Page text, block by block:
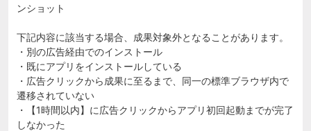
ンショット
下記内容に該当する場合、成果対象外となることがあります。
・別の広告経由でのインストール
・既にアプリをインストールしている
・広告クリックから成果に至るまで、同一の標準ブラウザ内で
遷移されていない
・【1時間以内】に広告クリックからアプリ初回起動までが完了
しなかった